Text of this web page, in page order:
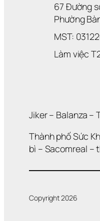
67 Đường
Phường
MST:
Làm việc
Jiker – Balanza –
Thành phố Sức
bì – Sacomreal –
Copyright 2026